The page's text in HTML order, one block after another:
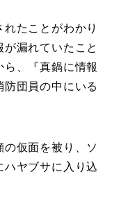
たことがわかり
漏れていたこと
、『真鍋に情報
団員の中にいる
仮面を被り、ソ
ヤブサに入り込